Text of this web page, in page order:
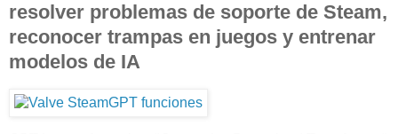
resolver problemas de soporte de Steam,
reconocer trampas en juegos y entrenar
modelos de IA